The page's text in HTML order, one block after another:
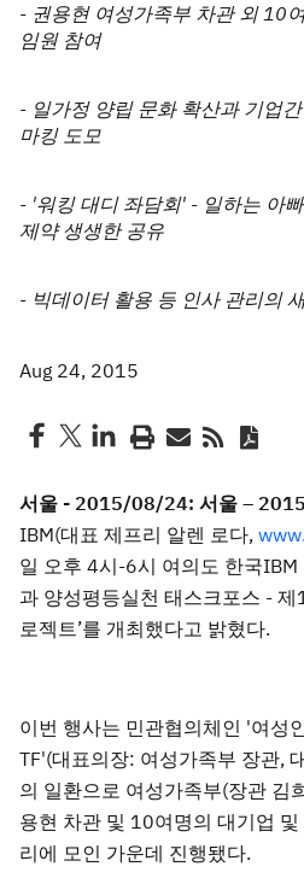
- 권용현 여성가족부 차관 외 10
임원 참여
- 일가정 양립 문화 확산과 기업
마킹 도모
- '워킹 대디 좌담회' - 일하는 아
제약 생생한 공유
- 빅데이터 활용 등 인사 관리의
Aug 24, 2015
서울 - 2015/08/24: 서울 –
IBM(대표 제프리 알렌 로다,
일 오후 4시-6시 여의도 한국IBM
과 양성평등실천 태스크포스 -
로젝트’를 개최했다고 밝혔다.
이번 행사는 민관협의체인 '여성
TF'(대표의장: 여성가족부 장관,
의 일환으로 여성가족부(장관 김
용현 차관 및 10여명의 대기업
리에 모인 가운데 진행됐다.